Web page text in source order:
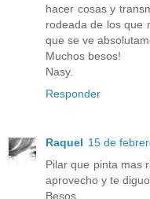
hacer cosas y
rodeada de los que
que se ve
Muchos besos!
Nasy.
Responder
Raquel 15 de
Pilar que pinta mas
aprovecho y te
Besos.